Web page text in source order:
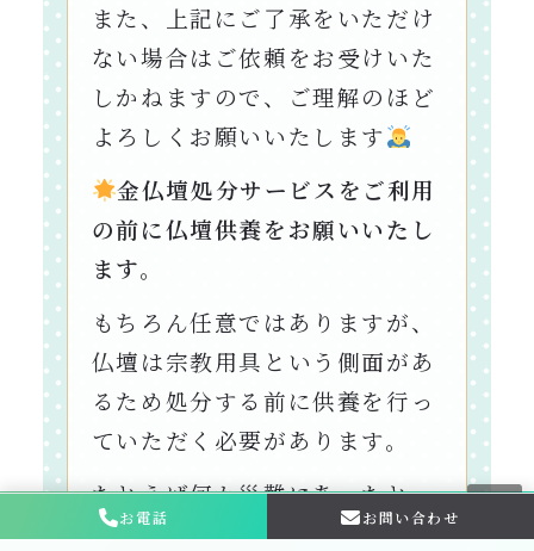
また、上記にご了承をいただけ
ない場合はご依頼をお受けいた
しかねますので、ご理解のほど
よろしくお願いいたします
金仏壇処分サービスをご利用
の前に仏壇供養をお願いいたし
ます。
もちろん任意ではありますが、
仏壇は宗教用具という側面があ
るため処分する前に供養を行っ
ていただく必要があります。
たとえば何か災難にあったと
き、「もしかすると供養しない
お問い合わせ・ 相談はこちら
お電話 お問い合わせ